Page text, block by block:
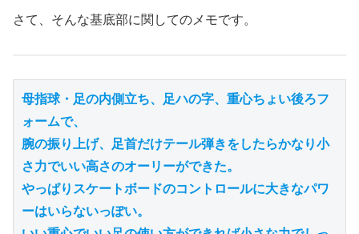
さて、そんな基底部に関してのメモです。
母指球・足の内側立ち、足ハの字、重心ちょい後ろフ
ォームで、
腕の振り上げ、足首だけテール弾きをしたらかなり小
さ力でいい高さのオーリーができた。
やっぱりスケートボードのコントロールに大きなパワ
ーはいらないっぽい。